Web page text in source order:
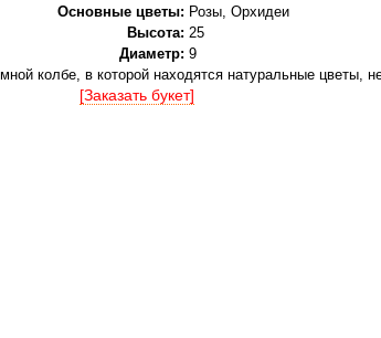
Основные цветы: Розы, Орхидеи
Высота: 25
Диаметр: 9
колбе, в которой находятся натуральные цветы,
[Заказать букет]